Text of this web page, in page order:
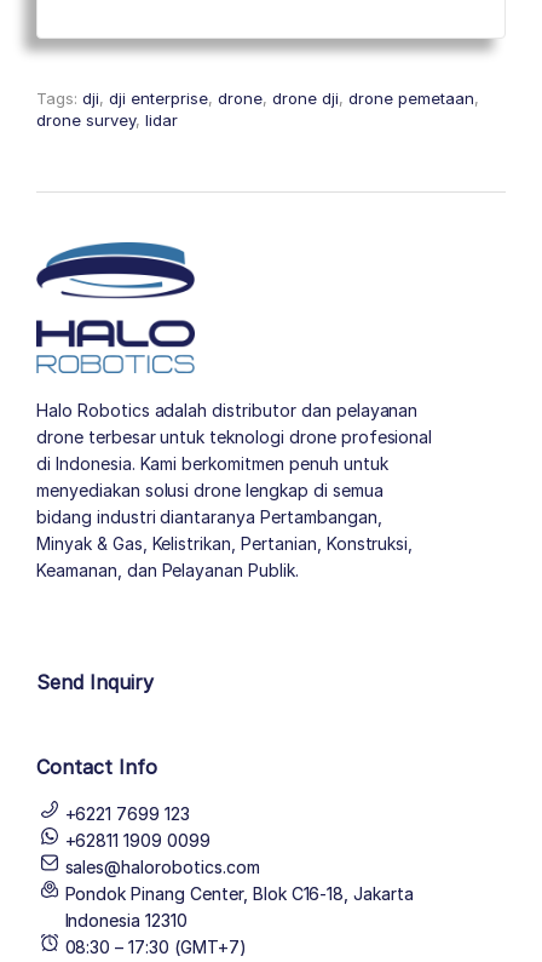
Tags: dji, dji enterprise, drone, drone dji, drone pemetaan,
drone survey, lidar
Halo Robotics adalah distributor dan pelayanan
drone terbesar untuk teknologi drone profesional
di Indonesia. Kami berkomitmen penuh untuk
menyediakan solusi drone lengkap di semua
bidang industri diantaranya Pertambangan,
Minyak & Gas, Kelistrikan, Pertanian, Konstruksi,
Keamanan, dan Pelayanan Publik.
Send Inquiry
Contact Info
+6221 7699 123
+62811 1909 0099
sales@halorobotics.com
Pondok Pinang Center, Blok C16-18, Jakarta
Indonesia 12310
08:30 – 17:30 (GMT+7)